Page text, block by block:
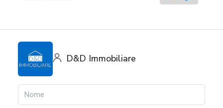
D&D Immobiliare